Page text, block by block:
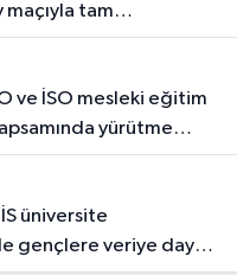
tam
açacak
yürütme
gençlere veriye dayalı